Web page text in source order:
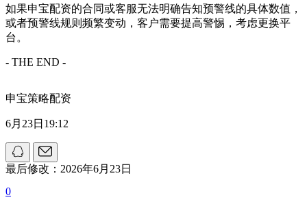
如果申宝配资的合同或客服无法明确告知预警线的具体数值，
或者预警线规则频繁变动，客户需要提高警惕，考虑更换平
台。
- THE END -
申宝策略配资
6月23日19:12
最后修改：2026年6月23日
0